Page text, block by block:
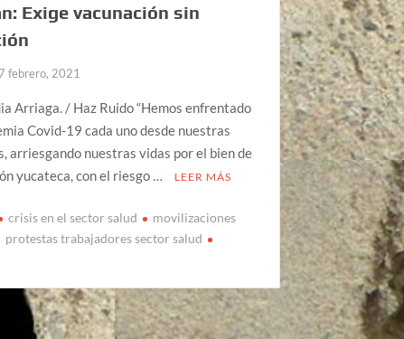
Exige vacunación sin
febrero, 2021
Arriaga. / Haz Ruido “Hemos enfrentado
Covid-19 cada uno desde nuestras
arriesgando nuestras vidas por el bien de
yucateca, con el riesgo …
LEER MÁS
crisis en el sector salud
movilizaciones
protestas trabajadores sector salud